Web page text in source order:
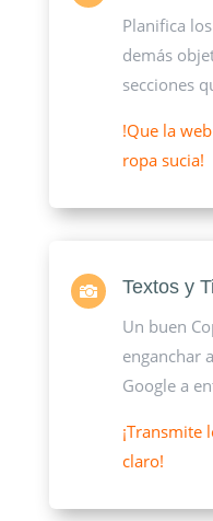
Planifica
demás
secciones
!Que la
ropa sucia!

Textos y
Un buen
enganchar
Google a
¡Transmite
claro!